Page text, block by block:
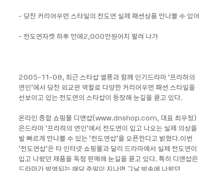
- 당찬 커리어우먼 스타일의 전도연 실제 패션상품 만나볼 수 있어
- 전도연자켓 하루 만에2,000만원어치 팔려 나가
2005-11-08, 최근 스타샵 열풍과 함께 인기드라마 ‘프라하의
연인’에서 당찬 외교관 역할로 다양한 커리어우먼 패션 스타일을
선보이고 있는 전도연의 스타샵이 등장해 눈길을 끌고 있다.
온라인 종합 쇼핑몰 디앤샵(www.dnshop.com, 대표 최우정)
은드라마 ‘프라하의 연인’에서 전도연이 입고 나오는 실제 의상을
발 빠르게 만나볼 수 있는 ‘전도연샵’을 오픈한다고 밝혔다.이번
‘전도연샵’은 타 인터넷 쇼핑몰과 달리 드라마에서 실제 전도연이
입고 나왔던 제품을 독점 판매해 눈길을 끌고 있다. 특히 디앤샵은
드라마가 방영되는 해당 주말이 지나면 그날 방송에 나왔던